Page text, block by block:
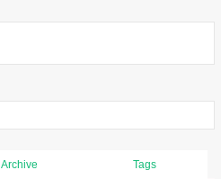
Archive Tags